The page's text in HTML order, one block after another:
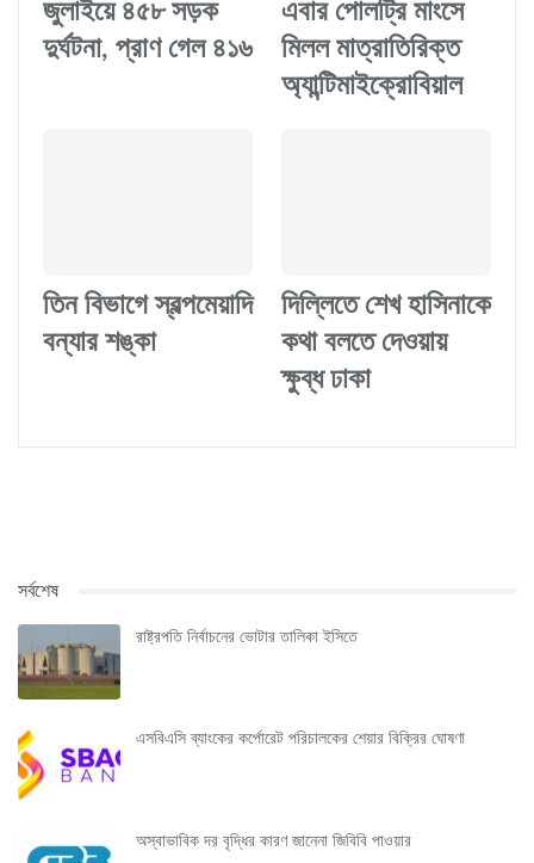
জুলাইয়ে ৪৫৮ সড়ক
দুর্ঘটনা, প্রাণ গেল ৪১৬
এবার পোলট্রি মাংসে
মিলল মাত্রাতিরিক্ত
অ্যান্টিমাইক্রোবিয়াল
তিন বিভাগে স্বল্পমেয়াদি
বন্যার শঙ্কা
দিল্লিতে শেখ হাসিনাকে
কথা বলতে দেওয়ায়
ক্ষুব্ধ ঢাকা
সর্বশেষ
রাষ্ট্রপতি নির্বাচনের ভোটার তালিকা ইসিতে
এসবিএসি ব্যাংকের কর্পোরেট পরিচালকের শেয়ার বিক্রির ঘোষণা
অস্বাভাবিক দর বৃদ্ধির কারণ জানেনা জিবিবি পাওয়ার